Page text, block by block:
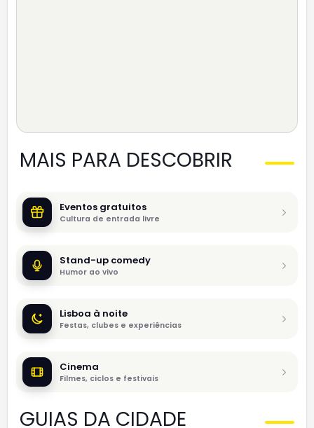
MAIS PARA DESCOBRIR
Eventos gratuitos
Cultura de entrada livre
Stand-up comedy
Humor ao vivo
Lisboa à noite
Festas, clubes e experiências
Cinema
Filmes, ciclos e festivais
GUIAS DA CIDADE